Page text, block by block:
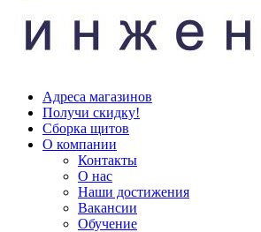
Адреса магазинов
Получи скидку!
Сборка щитов
О компании
Контакты
О нас
Наши достижения
Вакансии
Обучение